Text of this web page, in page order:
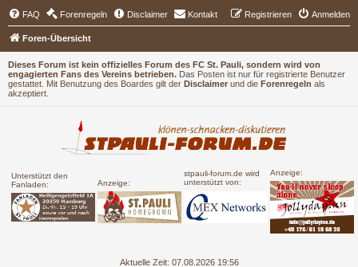
Dieses Forum ist kein offizielles Forum des FC St. Pauli, sondern wird von
engagierten Fans des Vereins betrieben. Das Posten ist nur für registrierte Benutzer
gestattet. Mit Benutzung des Boardes gilt der Disclaimer und die Forenregeln als
akzeptiert.
Unterstützt den
Fanladen:
Anzeige:
stpauli-forum.de wird
unterstützt von:
Anzeige:
FAQ Forenregeln Disclaimer Kontakt Anmelden
Registrieren
Foren-Übersicht
Aktuelle Zeit: 07.08.2026 19:56